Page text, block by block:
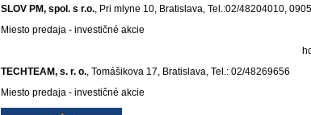
SLOV PM, spol. s r.o., Pri mlyne 10, Bratislava, Tel.:02/48204010,
Miesto predaja - investičné akcie
TECHTEAM, s. r. o., Tomášikova 17, Bratislava, Tel.: 02/48269656
Miesto predaja - investičné akcie